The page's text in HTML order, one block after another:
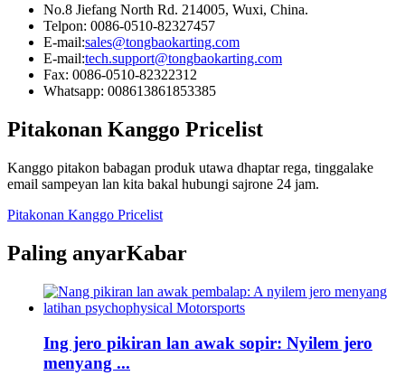
No.8 Jiefang North Rd. 214005, Wuxi, China.
Telpon: 0086-0510-82327457
E-mail:sales@tongbaokarting.com
E-mail:tech.support@tongbaokarting.com
Fax: 0086-0510-82322312
Whatsapp: 008613861853385
Pitakonan Kanggo Pricelist
Kanggo pitakon babagan produk utawa dhaptar rega, tinggalake
email sampeyan lan kita bakal hubungi sajrone 24 jam.
Pitakonan Kanggo Pricelist
Paling anyarKabar
Ing jero pikiran lan awak sopir: Nyilem jero
menyang ...